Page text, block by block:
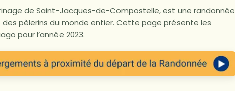
de Saint-Jacques-de-Compostelle, est une randonnée
pèlerins du monde entier. Cette page présente les
pour l’année 2023.